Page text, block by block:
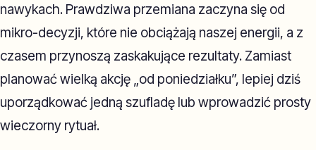
nawykach. Prawdziwa przemiana zaczyna się od
mikro-decyzji, które nie obciążają naszej energii, a z
czasem przynoszą zaskakujące rezultaty. Zamiast
planować wielką akcję „od poniedziałku”, lepiej dziś
uporządkować jedną szufladę lub wprowadzić prosty
wieczorny rytuał.